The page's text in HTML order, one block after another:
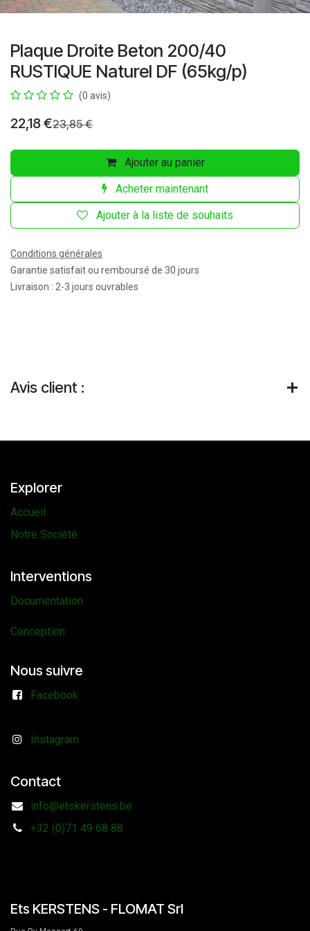
Plaque Droite Beton 200/40
RUSTIQUE Naturel DF (65kg/p)
(0 avis)
22,18€23,85€
Ajouter au panier
Acheter maintenant
Ajouter à la liste de souhaits
Conditions générales
Garantie satisfait ou remboursé de 30 jours
Livraison : 2-3 jours ouvrables
Avis client :
Explorer
Accueil
Notre Société
Interventions
Documentation
Conception
Nous suivre
Facebook
Instagram
Contact
info@etskerstens.be
+32 (0)71 49 68 88
Ets KERSTENS - FLOMAT Srl